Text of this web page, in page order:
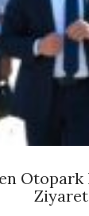
Otopark